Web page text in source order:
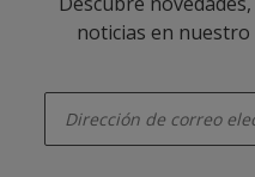
noticias en